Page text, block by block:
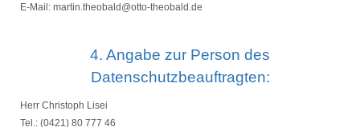
E-Mail: martin.theobald@otto-theobald.de
4. Angabe zur Person des
Datenschutzbeauftragten:
Herr Christoph Lisei
Tel.: (0421) 80 777 46